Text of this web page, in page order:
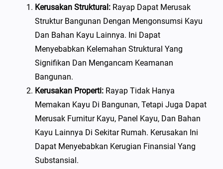
Kerusakan Struktural: Rayap Dapat Merusak
Struktur Bangunan Dengan Mengonsumsi Kayu
Dan Bahan Kayu Lainnya. Ini Dapat
Menyebabkan Kelemahan Struktural Yang
Signifikan Dan Mengancam Keamanan
Bangunan.
Kerusakan Properti: Rayap Tidak Hanya
Memakan Kayu Di Bangunan, Tetapi Juga Dapat
Merusak Furnitur Kayu, Panel Kayu, Dan Bahan
Kayu Lainnya Di Sekitar Rumah. Kerusakan Ini
Dapat Menyebabkan Kerugian Finansial Yang
Substansial.